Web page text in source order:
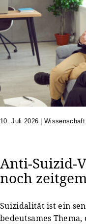
10. Juli 2026 |
Anti-Suizid-
noch
Suizidalität ist ein
bedeutsames